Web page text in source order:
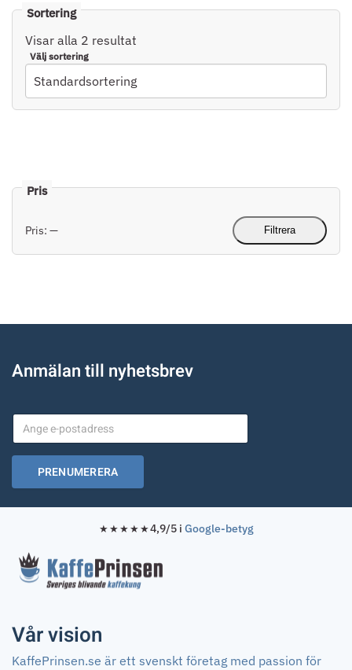
Visar alla 2 resultat
Filtrera
Pris: —
Anmälan till nyhetsbrev
PRENUMERERA
★★★★★4,9/5 i Google-betyg
Vår vision
KaffePrinsen.se är ett svenskt företag med passion för